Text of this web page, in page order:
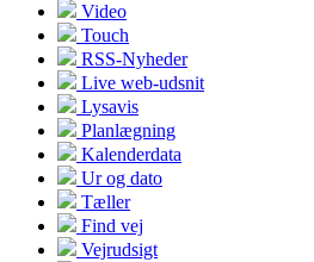
Video
Touch
RSS-Nyheder
Live web-udsnit
Lysavis
Planlægning
Kalenderdata
Ur og dato
Tæller
Find vej
Vejrudsigt